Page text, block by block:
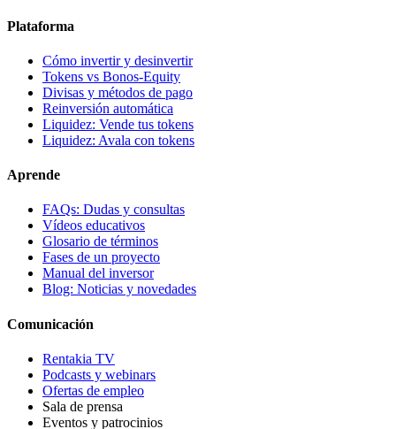
Plataforma
Cómo invertir y desinvertir
Tokens vs Bonos-Equity
Divisas y métodos de pago
Reinversión automática
Liquidez: Vende tus tokens
Liquidez: Avala con tokens
Aprende
FAQs: Dudas y consultas
Vídeos educativos
Glosario de términos
Fases de un proyecto
Manual del inversor
Blog: Noticias y novedades
Comunicación
Rentakia TV
Podcasts y webinars
Ofertas de empleo
Sala de prensa
Eventos y patrocinios